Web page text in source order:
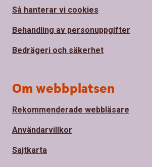
Så hanterar vi cookies
Behandling av personuppgifter
Bedrägeri och säkerhet
Om webbplatsen
Rekommenderade webbläsare
Användarvillkor
Sajtkarta